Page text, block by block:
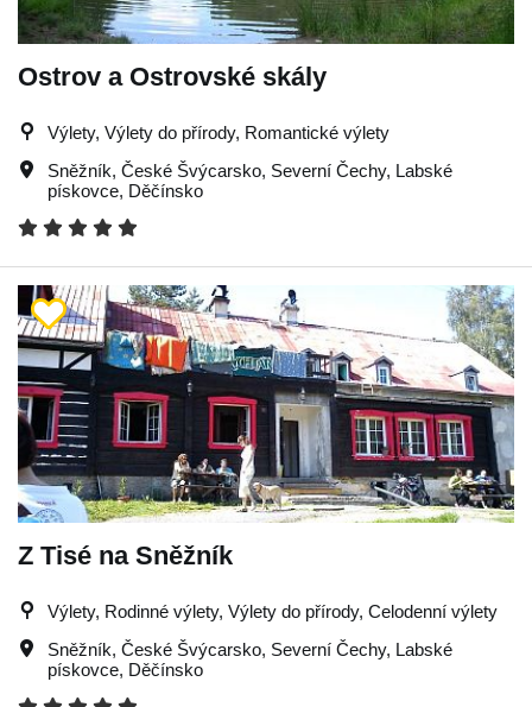
Ostrov a Ostrovské skály
Výlety, Výlety do přírody, Romantické výlety
Sněžník, České Švýcarsko, Severní Čechy, Labské
pískovce, Děčínsko
Z Tisé na Sněžník
Výlety, Rodinné výlety, Výlety do přírody, Celodenní výlety
Sněžník, České Švýcarsko, Severní Čechy, Labské
pískovce, Děčínsko